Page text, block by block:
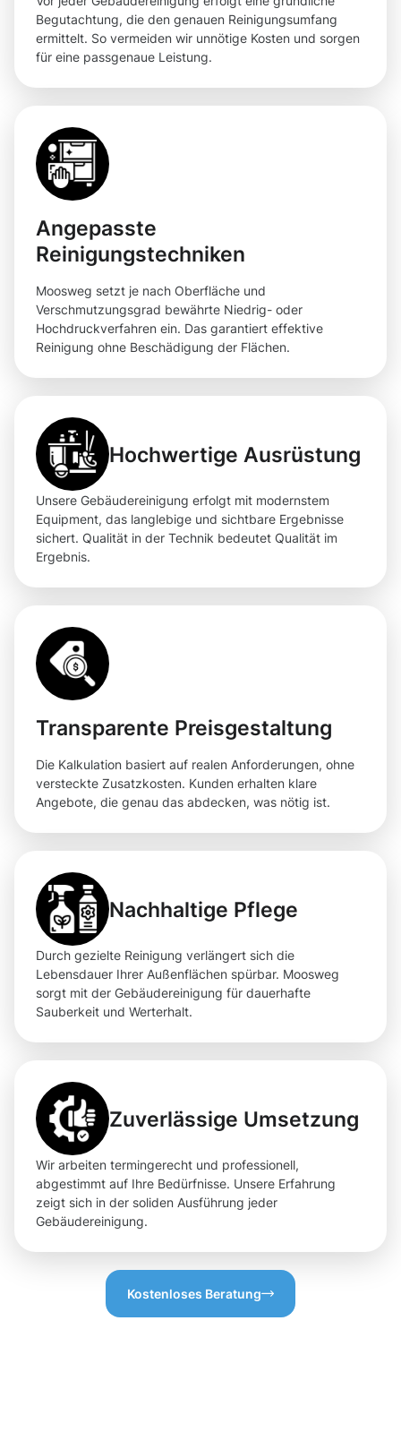
Begutachtung, die den genauen Reinigungsumfang
ermittelt. So vermeiden wir unnötige Kosten und sorgen
für eine passgenaue Leistung.
Angepasste
Reinigungstechniken
Moosweg setzt je nach Oberfläche und
Verschmutzungsgrad bewährte Niedrig- oder
Hochdruckverfahren ein. Das garantiert effektive
Reinigung ohne Beschädigung der Flächen.
Hochwertige Ausrüstung
Unsere Gebäudereinigung erfolgt mit modernstem
Equipment, das langlebige und sichtbare Ergebnisse
sichert. Qualität in der Technik bedeutet Qualität im
Ergebnis.
Transparente Preisgestaltung
Die Kalkulation basiert auf realen Anforderungen, ohne
versteckte Zusatzkosten. Kunden erhalten klare
Angebote, die genau das abdecken, was nötig ist.
Nachhaltige Pflege
Durch gezielte Reinigung verlängert sich die
Lebensdauer Ihrer Außenflächen spürbar. Moosweg
sorgt mit der Gebäudereinigung für dauerhafte
Sauberkeit und Werterhalt.
Zuverlässige Umsetzung
Wir arbeiten termingerecht und professionell,
abgestimmt auf Ihre Bedürfnisse. Unsere Erfahrung
zeigt sich in der soliden Ausführung jeder
Gebäudereinigung.
Kostenloses Beratung